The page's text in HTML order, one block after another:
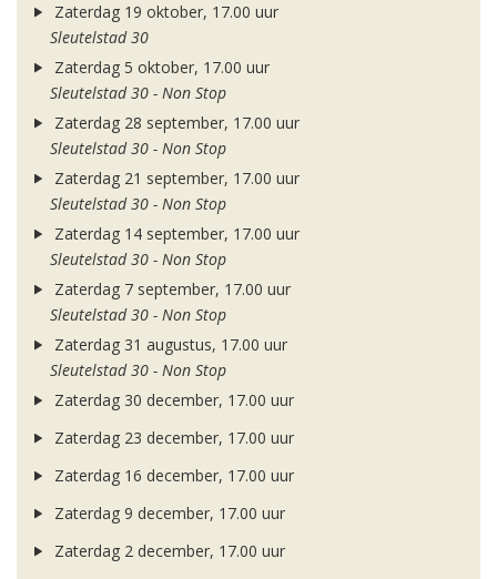
Zaterdag 19 oktober, 17.00 uur
Sleutelstad 30
Zaterdag 5 oktober, 17.00 uur
Sleutelstad 30 - Non Stop
Zaterdag 28 september, 17.00 uur
Sleutelstad 30 - Non Stop
Zaterdag 21 september, 17.00 uur
Sleutelstad 30 - Non Stop
Zaterdag 14 september, 17.00 uur
Sleutelstad 30 - Non Stop
Zaterdag 7 september, 17.00 uur
Sleutelstad 30 - Non Stop
Zaterdag 31 augustus, 17.00 uur
Sleutelstad 30 - Non Stop
Zaterdag 30 december, 17.00 uur
Zaterdag 23 december, 17.00 uur
Zaterdag 16 december, 17.00 uur
Zaterdag 9 december, 17.00 uur
Zaterdag 2 december, 17.00 uur